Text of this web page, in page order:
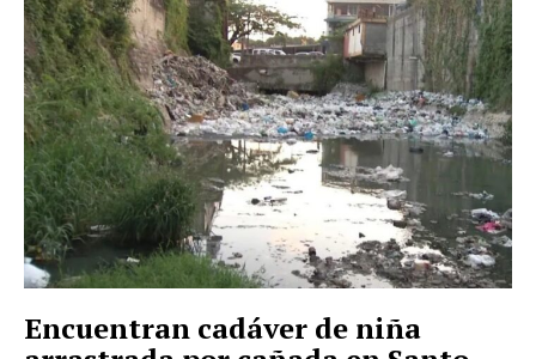
Encuentran cadáver de niña